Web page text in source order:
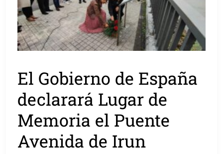
El Gobierno de España
declarará Lugar de
Memoria el Puente
Avenida de Irun